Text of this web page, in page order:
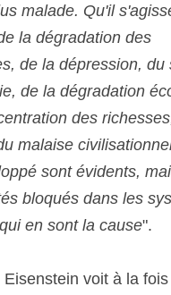
malade. Qu'il
la dégradation des
de la dépression, du
de la dégradation
des
malaise
sont évidents,
bloqués dans les
en sont la cause".
voit à la